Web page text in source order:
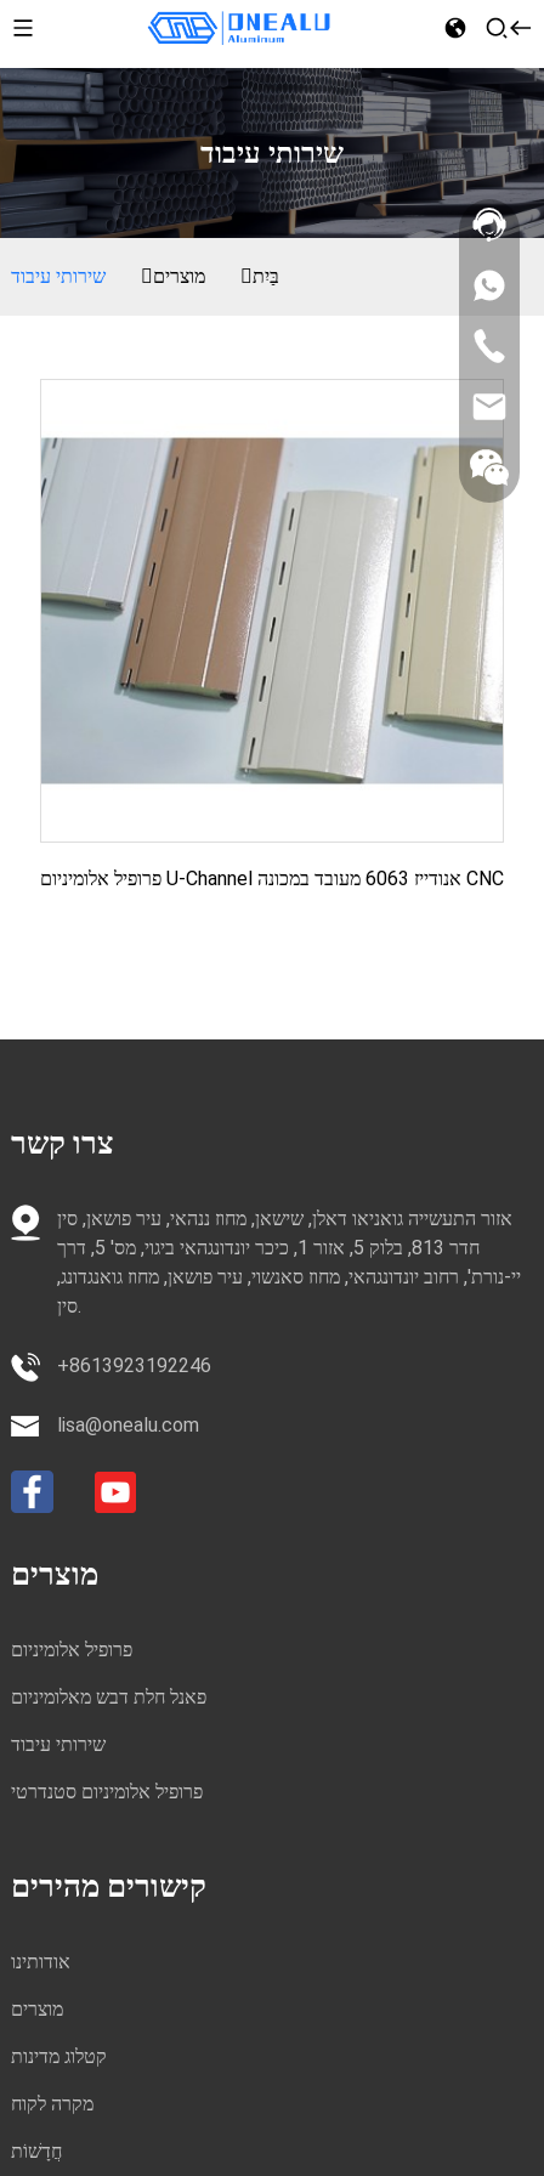
שירותי עיבוד
בַּיִת מוצרים שירותי עיבוד
פרופיל אלומיניום U-Channel אנודייז 6063 מעובד במכונה CNC
צרו קשר
אזור התעשייה גואניאו דאלן, שישאן, מחוז ננהאי, עיר פושאן, סין
חדר 813, בלוק 5, אזור 1, כיכר יונדונגהאי ביגוי, מס' 5, דרך
יי-נורת', רחוב יונדונגהאי, מחוז סאנשוי, עיר פושאן, מחוז גואנגדונג,
סין.
‎+8613923192246
lisa@onealu.com
מוצרים
פרופיל אלומיניום
פאנל חלת דבש מאלומיניום
שירותי עיבוד
פרופיל אלומיניום סטנדרטי
קישורים מהירים
אודותינו
מוצרים
קטלוג מדינות
מקרה לקוח
חֲדָשׁוֹת